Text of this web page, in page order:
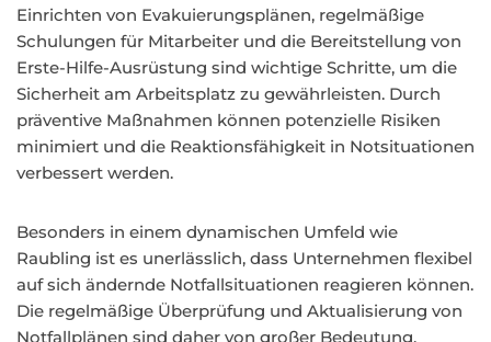
Einrichten von Evakuierungsplänen, regelmäßige
Schulungen für Mitarbeiter und die Bereitstellung von
Erste-Hilfe-Ausrüstung sind wichtige Schritte, um die
Sicherheit am Arbeitsplatz zu gewährleisten. Durch
präventive Maßnahmen können potenzielle Risiken
minimiert und die Reaktionsfähigkeit in Notsituationen
verbessert werden.
Besonders in einem dynamischen Umfeld wie
Raubling ist es unerlässlich, dass Unternehmen flexibel
auf sich ändernde Notfallsituationen reagieren können.
Die regelmäßige Überprüfung und Aktualisierung von
Notfallplänen sind daher von großer Bedeutung.